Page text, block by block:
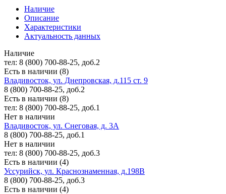
Наличие
Описание
Характеристики
Актуальность данных
Наличие
тел: 8 (800) 700-88-25, доб.2
Есть в наличии (8)
Владивосток, ул. Днепровская, д.115 ст. 9
8 (800) 700-88-25, доб.2
Есть в наличии (8)
тел: 8 (800) 700-88-25, доб.1
Нет в наличии
Владивосток, ул. Снеговая, д. 3А
8 (800) 700-88-25, доб.1
Нет в наличии
тел: 8 (800) 700-88-25, доб.3
Есть в наличии (4)
Уссурийск, ул. Краснознаменная, д.198В
8 (800) 700-88-25, доб.3
Есть в наличии (4)